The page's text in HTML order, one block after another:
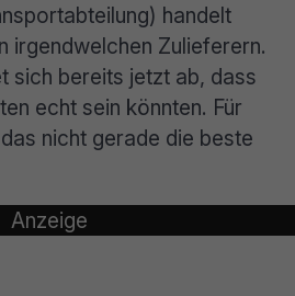
handelt
irgendwelchen Zulieferern.
sich bereits jetzt ab, dass
echt sein könnten. Für
nicht gerade die beste